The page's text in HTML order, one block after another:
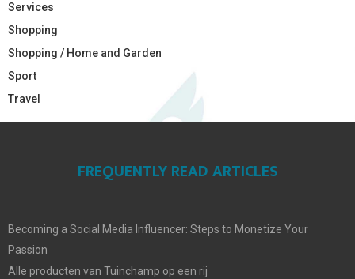
Services
Shopping
Shopping / Home and Garden
Sport
Travel
FREQUENTLY READ ARTICLES
Becoming a Social Media Influencer: Steps to Monetize Your
Passion
Alle producten van Tuinchamp op een rij